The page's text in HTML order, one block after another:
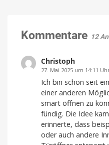
Kommentare 12
Christoph
27. Mai 2025 um 14:11
Ich bin schon seit
einer anderen
smart öffnen zu
fündig. Die Idee
erinnerte, dass
oder auch andere